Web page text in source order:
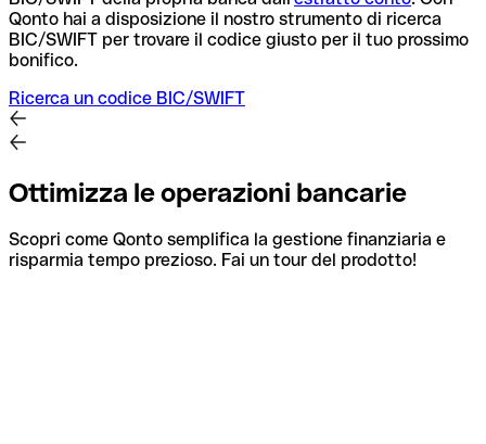
Qonto hai a disposizione il nostro strumento di ricerca
BIC/SWIFT per trovare il codice giusto per il tuo prossimo
bonifico.
Ricerca un codice BIC/SWIFT
Ottimizza le operazioni bancarie
Scopri come Qonto semplifica la gestione finanziaria e
risparmia tempo prezioso. Fai un tour del prodotto!